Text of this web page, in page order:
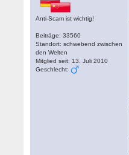
Anti-Scam ist wichtig!
Beiträge: 33560
Standort: schwebend zwischen
den Welten
Mitglied seit: 13. Juli 2010
Geschlecht: